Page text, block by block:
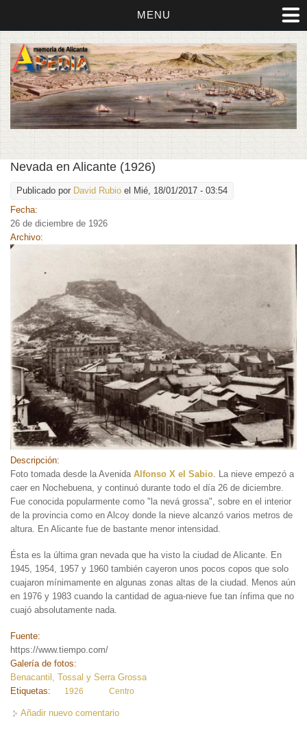
MENU
Nevada en Alicante (1926)
Publicado por David Rubio el Mié, 18/01/2017 - 03:54
Fecha:
26 de diciembre de 1926
Archivo:
Descripción:
Foto tomada desde la Avenida Alfonso X el Sabio. La nieve empezó a
caer en Nochebuena, y continuó durante todo el día 26 de diciembre.
Fue conocida popularmente como "la nevá grossa", sobre en el interior
de la provincia como en Alcoy donde la nieve alcanzó varios metros de
altura. En Alicante fue de bastante menor intensidad.
Ésta es la última gran nevada que ha visto la ciudad de Alicante. En
1945, 1954, 1957 y 1960 también cayeron unos pocos copos que solo
cuajaron mínimamente en algunas zonas altas de la ciudad. Menos aún
en 1976 y 1983 cuando la cantidad de agua-nieve fue tan ínfima que no
cuajó absolutamente nada.
Fuente:
https://www.tiempo.com/
Galería de fotos:
Benacantil, Tossal y Serra Grossa
Etiquetas:
1926 Centro
Añadir nuevo comentario